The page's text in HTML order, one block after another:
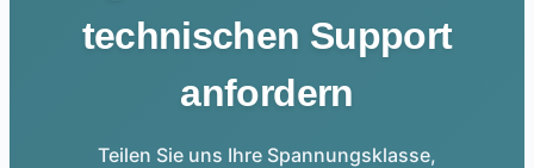
technischen Support
anfordern
Teilen Sie uns Ihre Spannungsklasse,